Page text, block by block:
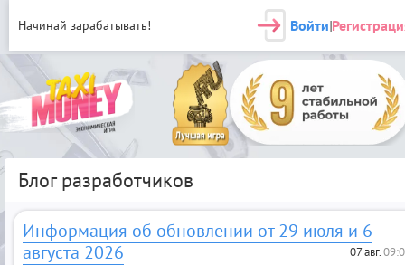
Начинай зарабатывать! Войти|
Блог разработчиков
Информация об обновлении от 29 июля и 6
августа 2026
07 авг.